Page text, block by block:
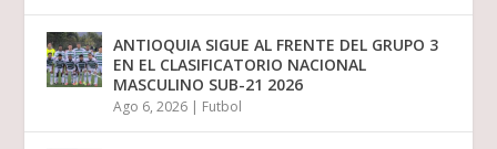
ANTIOQUIA SIGUE AL FRENTE DEL GRUPO 3
EN EL CLASIFICATORIO NACIONAL
MASCULINO SUB-21 2026
Ago 6, 2026 | Futbol